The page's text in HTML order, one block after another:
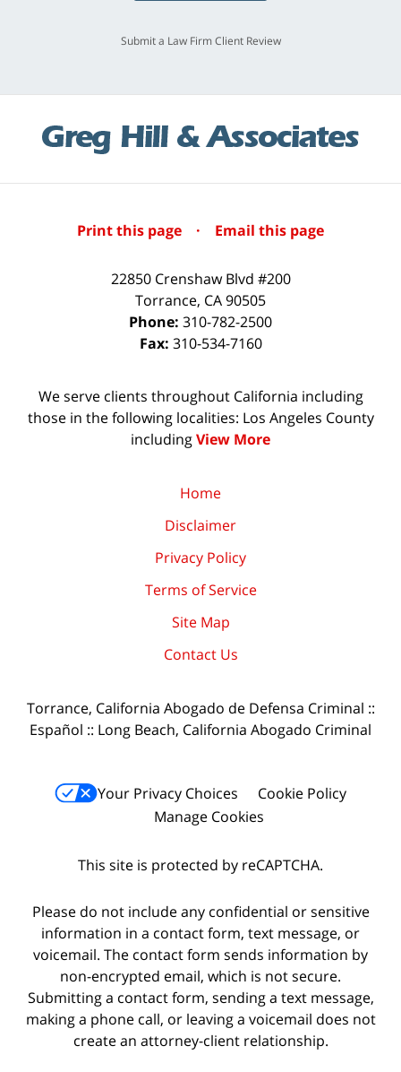
Submit a Law Firm Client Review
Print this page · Email this page
22850 Crenshaw Blvd #200
Torrance, CA90505
Phone: 310-782-2500
Fax: 310-534-7160
We serve clients throughout California including
those in the following localities: Los Angeles County
includingView More
Home
Disclaimer
Privacy Policy
Terms of Service
Site Map
Contact Us
Torrance, California Abogado de Defensa Criminal ::
Español :: Long Beach, California Abogado Criminal
Your Privacy Choices
Cookie Policy
Manage Cookies
This site is protected by reCAPTCHA.
Please do not include any confidential or sensitive
information in a contact form, text message, or
voicemail. The contact form sends information by
non-encrypted email, which is not secure.
Submitting a contact form, sending a text message,
making a phone call, or leaving a voicemail does not
create an attorney-client relationship.